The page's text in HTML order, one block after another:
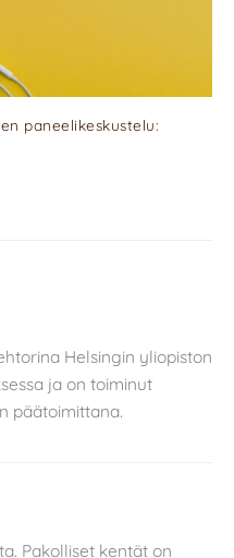
paneelikeskustelu:
Helsingin yliopiston
ja on toiminut
päätoimittana.
Pakolliset kentät on